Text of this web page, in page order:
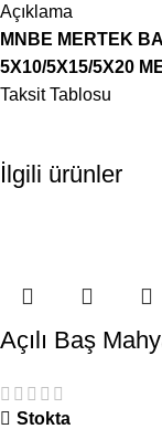
Açıklama
MNBE MERTEK
5X10/5X15/5X20
Taksit Tablosu
İlgili ürünler
Açılı Baş
Stokta